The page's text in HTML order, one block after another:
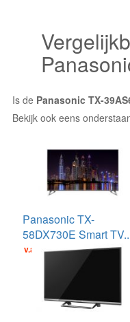
Is de Panasonic TX-
Bekijk ook eens
Panasonic TX-
58DX730E Smart
v.a. €1099.00